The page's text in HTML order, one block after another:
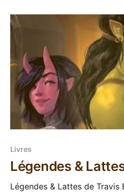
Livres
Légendes &
Légendes & Lattes de